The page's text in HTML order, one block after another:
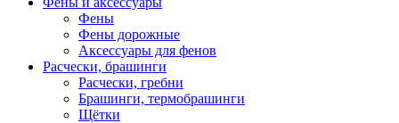
Фены
Фены дорожные
Аксессуары для фенов
Расчески, брашинги
Расчески, гребни
Брашинги, термобрашинги
Щётки